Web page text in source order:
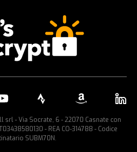
srl - Via Socrate, 6 - 22070 Casnate con
- REA CO-314788 - Codice
SUBM70N.